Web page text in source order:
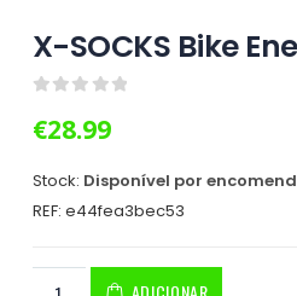
X-SOCKS Bike
€28.99
Stock: Disponível por
REF: e44fea3bec53